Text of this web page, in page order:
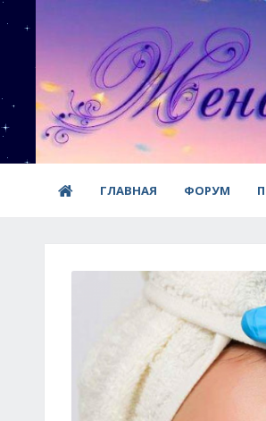
ГЛАВНАЯ ФОРУМ